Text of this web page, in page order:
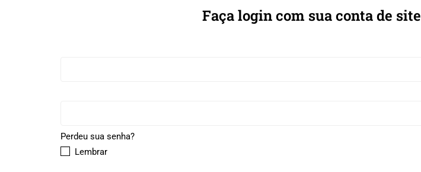
Faça login com sua conta de site
Perdeu sua senha?
Lembrar